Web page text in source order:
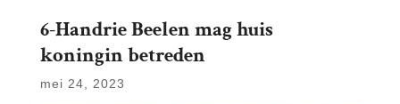
6-Handrie Beelen mag huis
koningin betreden
mei 24, 2023